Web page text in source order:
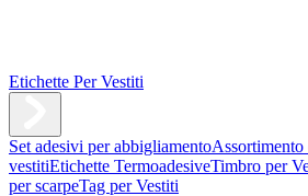
Etichette Per Vestiti
Set adesivi per abbigliamentoAssortimento
vestitiEtichette TermoadesiveTimbro per
per scarpeTag per Vestiti